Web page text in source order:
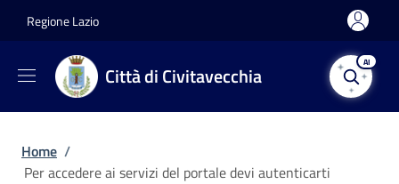
Regione Lazio
Città di Civitavecchia
AI
Briciole di pane
Home /
Per accedere ai servizi del portale devi autenticarti